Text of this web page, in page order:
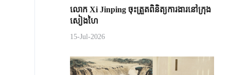
លោក Xi Jinping ចុះត្រួតពិនិត្យការងារនៅក្រុង
សៀងហៃ
15-Jul-2026